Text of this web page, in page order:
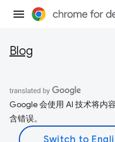
Blog
Google 会使用 AI 技术将内
含错误。